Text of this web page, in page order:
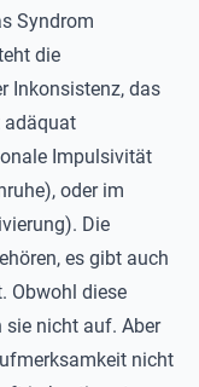
Syndrom
die
Inkonsistenz, das
adäquat
Impulsivität
oder im
Die
es gibt auch
Obwohl diese
sie nicht auf. Aber
nicht